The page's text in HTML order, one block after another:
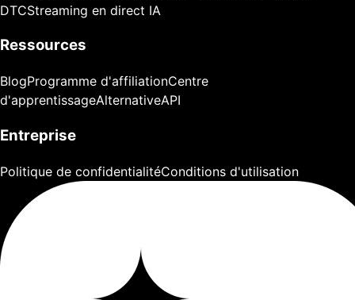
DTCStreaming en direct IA
Ressources
BlogProgramme d'affiliationCentre
d'apprentissageAlternativeAPI
Entreprise
Politique de confidentialitéConditions d'utilisation